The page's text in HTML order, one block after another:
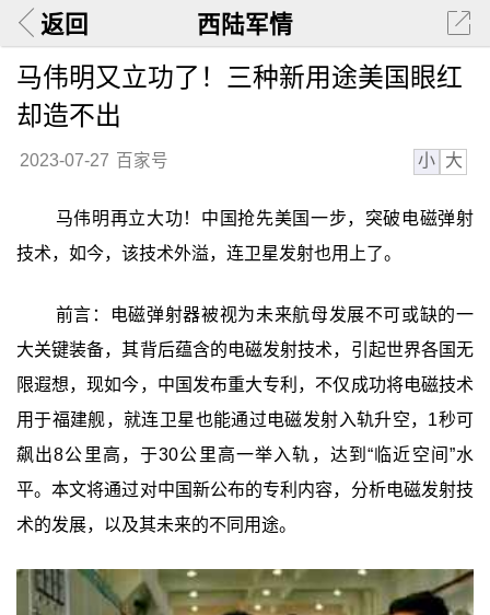
返回 西陆军情
马伟明又立功了！三种新用途美国眼红
却造不出
2023-07-27 百家号 小 大
马伟明再立大功！中国抢先美国一步，突破电磁弹射
技术，如今，该技术外溢，连卫星发射也用上了。
前言：电磁弹射器被视为未来航母发展不可或缺的一
大关键装备，其背后蕴含的电磁发射技术，引起世界各国无
限遐想，现如今，中国发布重大专利，不仅成功将电磁技术
用于福建舰，就连卫星也能通过电磁发射入轨升空，1秒可
飙出8公里高，于30公里高一举入轨，达到“临近空间”水
平。本文将通过对中国新公布的专利内容，分析电磁发射技
术的发展，以及其未来的不同用途。